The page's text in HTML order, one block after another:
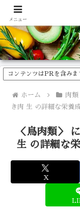
食品のカロリーや
コンテンツはPRを含みま
ホーム 肉類
き肉 生 の詳細な栄養
＜鳥肉類＞
生 の詳細な
X
メニュー